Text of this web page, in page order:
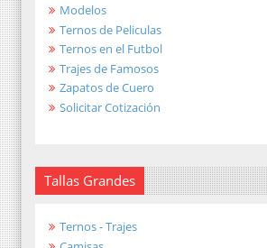
Modelos
Ternos de Peliculas
Ternos en el Futbol
Trajes de Famosos
Zapatos de Cuero
Solicitar Cotización
Tallas Grandes
Ternos - Trajes